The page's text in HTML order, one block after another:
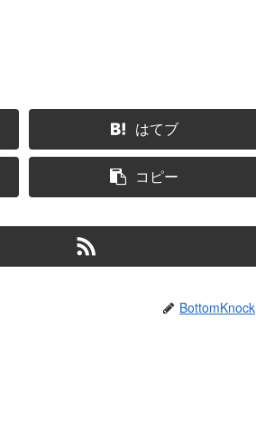
はてブ
コピー
BottomKnock